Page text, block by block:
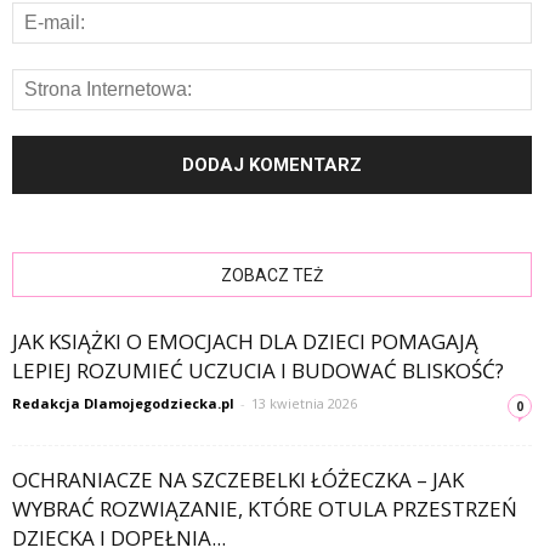
ZOBACZ TEŻ
JAK KSIĄŻKI O EMOCJACH DLA DZIECI POMAGAJĄ
LEPIEJ ROZUMIEĆ UCZUCIA I BUDOWAĆ BLISKOŚĆ?
Redakcja Dlamojegodziecka.pl - 13 kwietnia 2026 0
OCHRANIACZE NA SZCZEBELKI ŁÓŻECZKA – JAK
WYBRAĆ ROZWIĄZANIE, KTÓRE OTULA PRZESTRZEŃ
DZIECKA I DOPEŁNIA...